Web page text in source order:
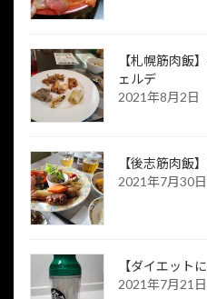
【札幌筋肉飯
ェルデ
2021年8月2日
【後志筋肉飯
2021年7月30日
【ダイエット
2021年7月21日